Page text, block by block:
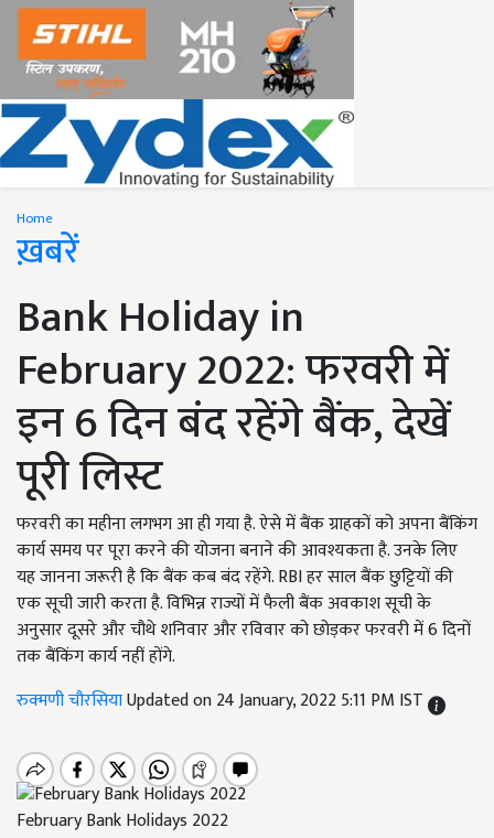
Home
ख़बरें
Bank Holiday in
February 2022: फरवरी में
इन 6 दिन बंद रहेंगे बैंक, देखें
पूरी लिस्ट
फरवरी का महीना लगभग आ ही गया है. ऐसे में बैंक ग्राहकों को अपना बैंकिंग
कार्य समय पर पूरा करने की योजना बनाने की आवश्यकता है. उनके लिए
यह जानना जरूरी है कि बैंक कब बंद रहेंगे. RBI हर साल बैंक छुट्टियों की
एक सूची जारी करता है. विभिन्न राज्यों में फैली बैंक अवकाश सूची के
अनुसार दूसरे और चौथे शनिवार और रविवार को छोड़कर फरवरी में 6 दिनों
तक बैंकिंग कार्य नहीं होंगे.
रुक्मणी चौरसियाUpdated on 24 January, 2022 5:11 PM IST
February Bank Holidays 2022